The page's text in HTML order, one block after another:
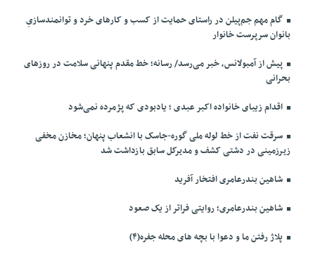
گام مهم جم‌پیلن در راستای حمایت از کسب و کارهای خرد و توانمندسازیِ
بانوان سرپرست خانوار
پیش از آمبولانس، خبر می‌رسد/ رسانه؛ خط مقدم پنهانی سلامت در روزهای
بحرانی
اقدام زیبای خانواده اکبر عبدی ؛ یادبودی که پژمرده نمی‌شود
سرقت نفت از خط لوله ملی گوره-جاسک با انشعاب پنهان؛ مخازن مخفی
زیرزمینی در دشتی کشف و مدیرکل سابق بازداشت شد
شاهین بندرعامری افتخار آفرید
شاهین بندرعامری؛ روایتی فراتر از یک صعود
پلاژ رفتن ما و دعوا با بچه های محله جفره(۴)